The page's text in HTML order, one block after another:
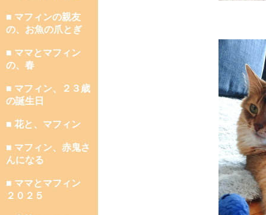
■ マフィンの親友
の、お魚の爪とぎ
■ ママとマフィン
の、春
■ マフィン、２３歳
の誕生日
■ 花と、マフィン
■ マフィン、赤鬼さ
んになる
■ ママとマフィン
２０２５